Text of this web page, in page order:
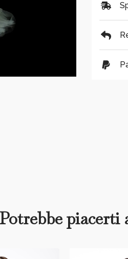
Potrebbe piacerti